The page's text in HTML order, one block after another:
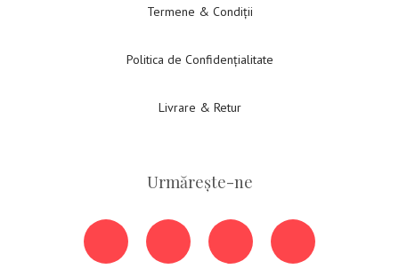
Termene & Condiții
Politica de Confidențialitate
Livrare & Retur
Urmărește-ne